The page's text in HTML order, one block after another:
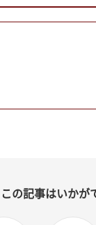
この記事はいかが